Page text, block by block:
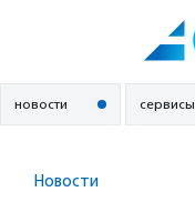
новости сервисы
Новости